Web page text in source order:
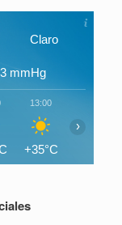
Claro
mmHg
13:00
+35°C
›